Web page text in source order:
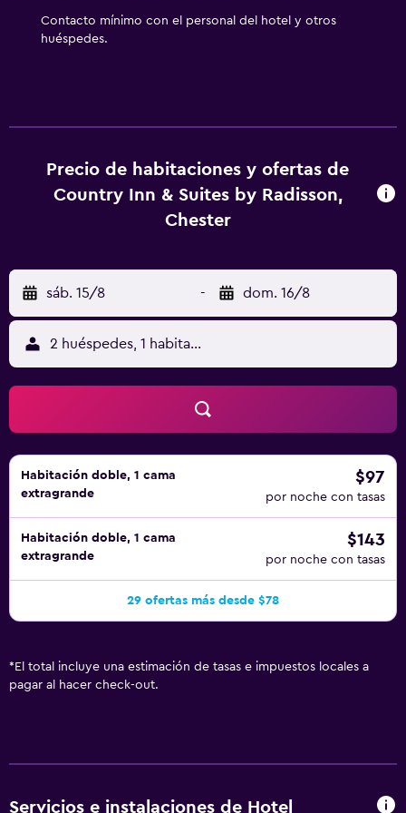
servicios de ocio y esparcimiento en este hotel incluyen
una piscina cubierta y gimnasio. Se pueden practicar las
Contacto mínimo con el personal del hotel y otros
huéspedes.
Precio de habitaciones y ofertas de
Country Inn & Suites by Radisson,
Chester
sáb. 15/8 - dom. 16/8
2 huéspedes, 1 habitación
Habitación doble, 1 cama
extragrande
$97
por noche con tasas
Habitación doble, 1 cama
extragrande
$143
por noche con tasas
29 ofertas más desde $78
* El total incluye una estimación de tasas e impuestos locales a
pagar al hacer check-out.
Servicios e instalaciones de Hotel